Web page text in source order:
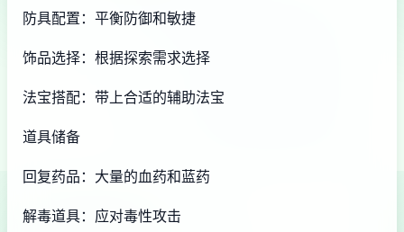
防具配置：平衡防御和敏捷
饰品选择：根据探索需求选择
法宝搭配：带上合适的辅助法宝
道具储备
回复药品：大量的血药和蓝药
解毒道具：应对毒性攻击